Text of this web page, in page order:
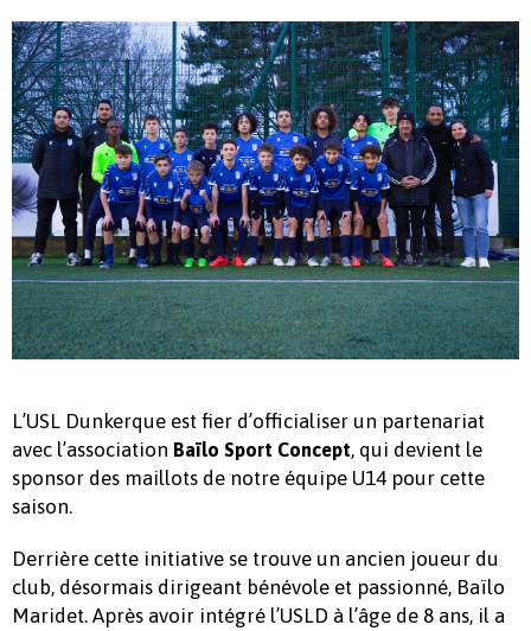
L’USL Dunkerque est fier d’officialiser un partenariat
avec l’association Baïlo Sport Concept, qui devient le
sponsor des maillots de notre équipe U14 pour cette
saison.
Derrière cette initiative se trouve un ancien joueur du
club, désormais dirigeant bénévole et passionné, Baïlo
Maridet. Après avoir intégré l’USLD à l’âge de 8 ans, il a